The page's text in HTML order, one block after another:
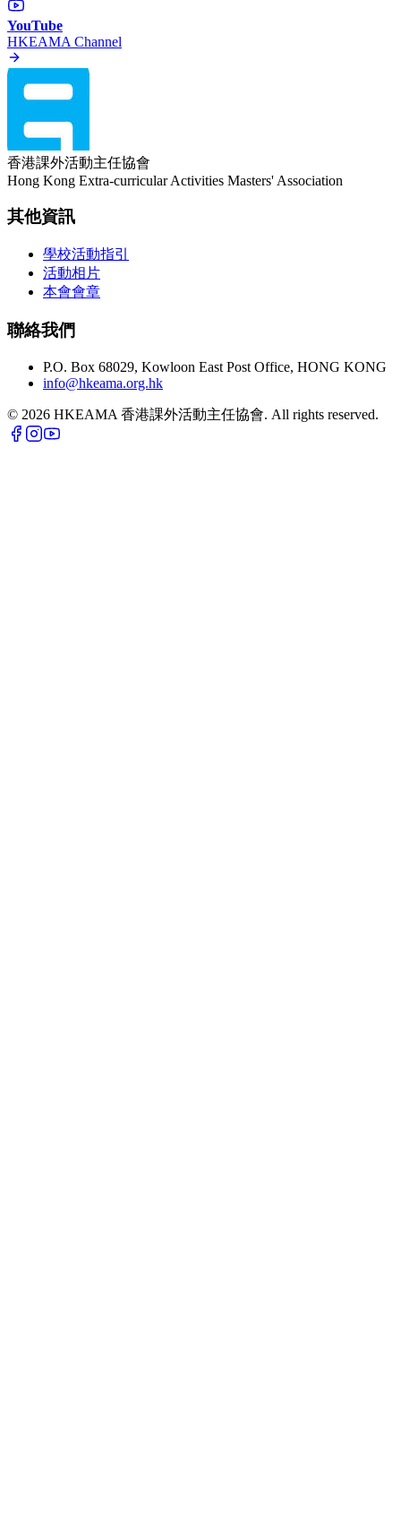
YouTube
HKEAMA Channel
香港課外活動主任協會
Hong Kong Extra-curricular Activities Masters' Association
其他資訊
學校活動指引
活動相片
本會會章
聯絡我們
P.O. Box 68029, Kowloon East Post Office, HONG KONG
info@hkeama.org.hk
© 2026 HKEAMA 香港課外活動主任協會. All rights reserved.